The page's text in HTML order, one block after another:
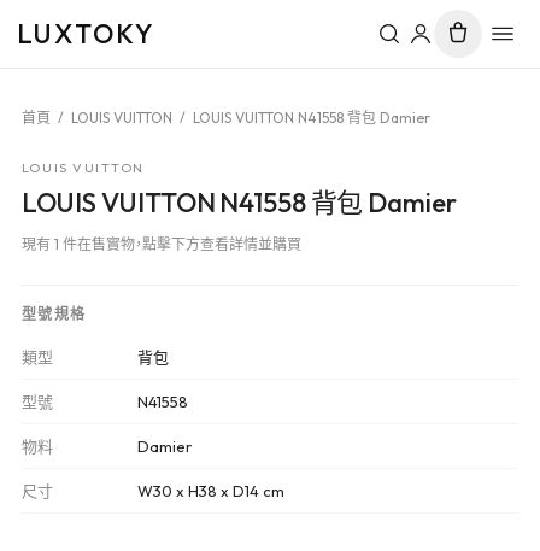
LUXTOKY
首頁 / LOUIS VUITTON / LOUIS VUITTON N41558 背包 Damier
LOUIS VUITTON
LOUIS VUITTON N41558 背包 Damier
現有 1 件在售實物，點擊下方查看詳情並購買
型號規格
類型 背包
型號 N41558
物料 Damier
尺寸 W30 x H38 x D14 cm